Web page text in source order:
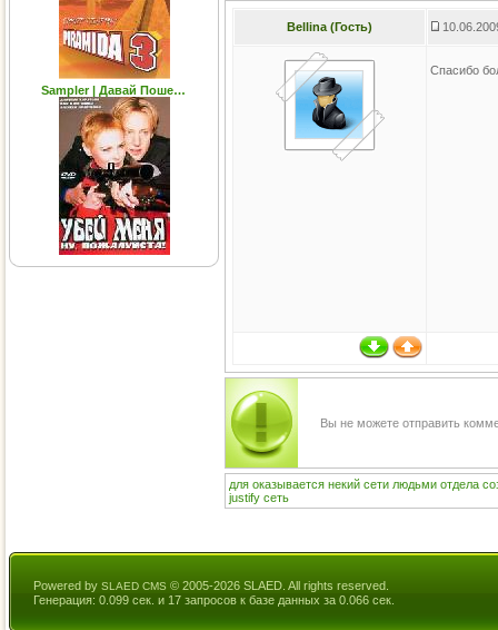
Sampler | Давай Поше…
Bellina (Гость)
Спасибо
Вы не можете отправить
для оказывается некий сети людьми отдела
justify сеть
Powered by SLAED CMS © 2005-2026 SLAED. All rights reserved.
Генерация: 0.099 сек. и 17 запросов к базе данных за 0.066 сек.